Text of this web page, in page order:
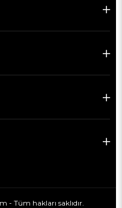
- Tüm hakları saklıdır.